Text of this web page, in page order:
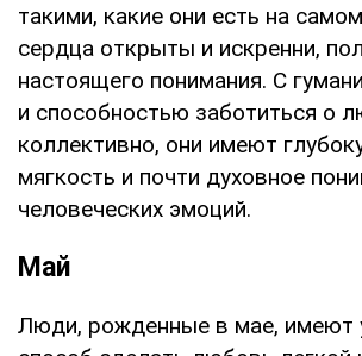
такими, какие они есть на
сердца открыты и искренни,
настоящего понимания. С
и способностью заботиться о
коллективно, они имеют
мягкость и почти духовное
человеческих эмоций.
Май
Люди, рожденные в мае, имеют